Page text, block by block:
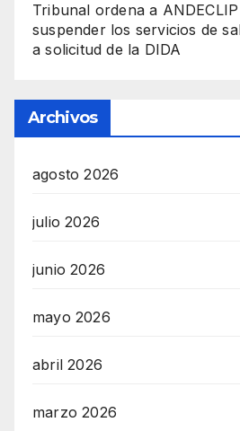
Tribunal ordena a
suspender los servicios de
a solicitud de la DIDA
Archivos
agosto 2026
julio 2026
junio 2026
mayo 2026
abril 2026
marzo 2026